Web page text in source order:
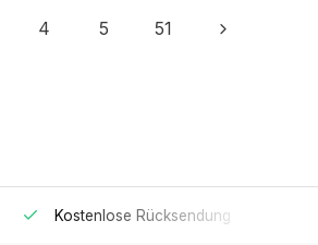
4 5 51
Kostenlose Rücksendung